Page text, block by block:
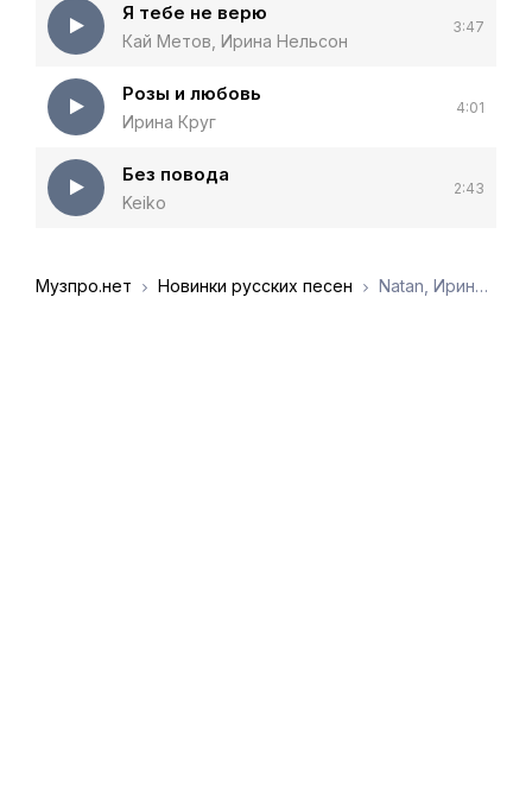
Я тебе не верю
Кай Метов, Ирина Нельсон
3:47
Розы и любовь
Ирина Круг
4:01
Без повода
Keiko
2:43
Музпро.нет Новинки русских песен Natan, Ирина Дубцова - Тянет